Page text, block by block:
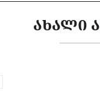
ᲐᲮᲐᲚᲘ